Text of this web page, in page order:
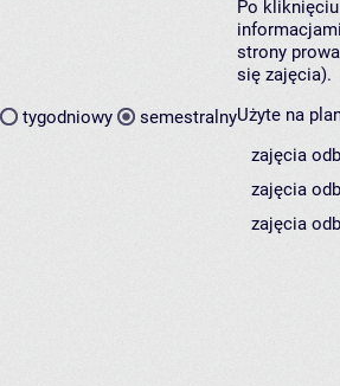
tygodniowy semestralny
Po
strony
się zajęcia).
Użyte na
zajęcia
zajęcia
zajęcia